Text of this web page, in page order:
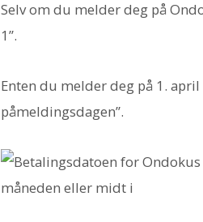
Selv om du melder deg på
1”.
Enten du melder deg på 1.
påmeldingsdagen”.